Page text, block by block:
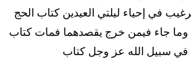
في إحياء ليلتي العيدين كتاب الحج
وما جاء فيمن خرج يقصدهما فمات كتاب
في سبيل الله عز وجل كتاب